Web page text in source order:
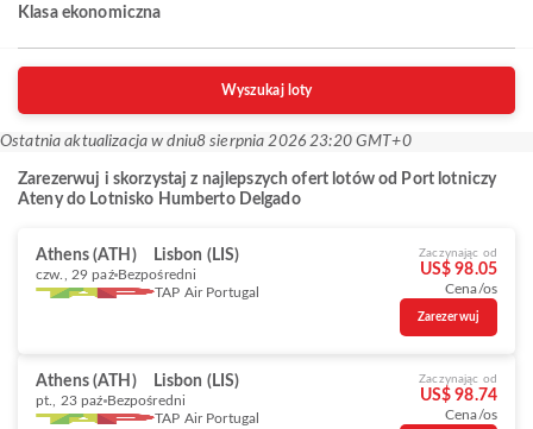
Klasa ekonomiczna
Wyszukaj loty
Ostatnia aktualizacja w dniu8 sierpnia 2026 23:20 GMT+0
Zarezerwuj i skorzystaj z najlepszych ofert lotów od Port lotniczy
Ateny do Lotnisko Humberto Delgado
Athens (ATH) Lisbon (LIS)
czw., 29 paź Bezpośredni
TAP Air Portugal
Zaczynając od
US$ 98.05
Cena/os
Zarezerwuj
Athens (ATH) Lisbon (LIS)
pt., 23 paź Bezpośredni
TAP Air Portugal
Zaczynając od
US$ 98.74
Cena/os